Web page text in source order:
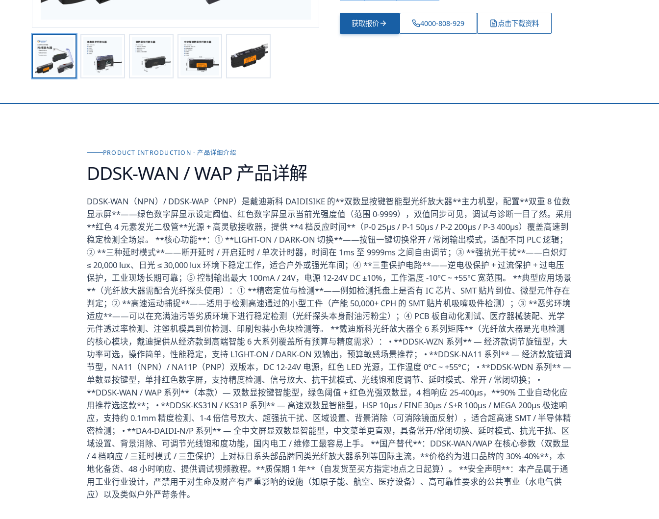
获取报价 4000-808-929 点击下载资料
PRODUCT INTRODUCTION · 产品详细介绍
DDSK-WAN / WAP 产品详解
DDSK-WAN（NPN）/ DDSK-WAP（PNP）是戴迪斯科 DAIDISIKE 的**双数显按键智能型光纤放大器**主力机型，配置**双重 8 位数
显示屏**——绿色数字屏显示设定阈值、红色数字屏显示当前光强度值（范围 0-9999），双值同步可见，调试与诊断一目了然。采用
**红色 4 元素发光二极管**光源 + 高灵敏接收器，提供 **4 档反应时间**（P-0 25μs / P-1 50μs / P-2 200μs / P-3 400μs）覆盖高速到
稳定检测全场景。 **核心功能**：① **LIGHT-ON / DARK-ON 切换**——按钮一键切换常开 / 常闭输出模式，适配不同 PLC 逻辑；
② **三种延时模式**——断开延时 / 开启延时 / 单次计时器，时间在 1ms 至 9999ms 之间自由调节；③ **强抗光干扰**——白炽灯
≤ 20,000 lux、日光 ≤ 30,000 lux 环境下稳定工作，适合户外或强光车间；④ **三重保护电路**——逆电极保护 + 过流保护 + 过电压
保护，工业现场长期可靠；⑤ 控制输出最大 100mA / 24V，电源 12-24V DC ±10%，工作温度 -10°C ~ +55°C 宽范围。 **典型应用场景
**（光纤放大器需配合光纤探头使用）：① **精密定位与检测**——例如检测托盘上是否有 IC 芯片、SMT 贴片到位、微型元件存在
判定；② **高速运动捕捉**——适用于检测高速通过的小型工件（产能 50,000+ CPH 的 SMT 贴片机吸嘴吸件检测）；③ **恶劣环境
适应**——可以在充满油污等劣质环境下进行稳定检测（光纤探头本身耐油污粉尘）；④ PCB 板自动化测试、医疗器械装配、光学
元件透过率检测、注塑机模具到位检测、印刷包装小色块检测等。 **戴迪斯科光纤放大器全 6 系列矩阵**（光纤放大器是光电检测
的核心模块，戴迪提供从经济款到高端智能 6 大系列覆盖所有预算与精度需求）： • **DDSK-WZN 系列** — 经济款调节旋钮型，大
功率可选，操作简单，性能稳定，支持 LIGHT-ON / DARK-ON 双输出，预算敏感场景推荐； • **DDSK-NA11 系列** — 经济款旋钮调
节型，NA11（NPN）/ NA11P（PNP）双版本，DC 12-24V 电源，红色 LED 光源，工作温度 0°C ~ +55°C； • **DDSK-WDN 系列** —
单数显按键型，单排红色数字屏，支持精度检测、信号放大、抗干扰模式、光线饱和度调节、延时模式、常开 / 常闭切换； •
**DDSK-WAN / WAP 系列**（本款）— 双数显按键智能型，绿色阈值 + 红色光强双数显，4 档响应 25-400μs，**90% 工业自动化应
用推荐选这款**； • **DDSK-KS31N / KS31P 系列** — 高速双数显智能型，HSP 10μs / FINE 30μs / S+R 100μs / MEGA 200μs 极速响
应，支持约 0.1mm 精度检测、1-4 倍信号放大、超强抗干扰、区域设置、背景消除（可消除镜面反射），适合超高速 SMT / 半导体精
密检测； • **DA4-DAIDI-N/P 系列** — 全中文屏显双数显智能型，中文菜单更直观，具备常开/常闭切换、延时模式、抗光干扰、区
域设置、背景消除、可调节光线饱和度功能，国内电工 / 维修工最容易上手。 **国产替代**：DDSK-WAN/WAP 在核心参数（双数显
/ 4 档响应 / 三延时模式 / 三重保护）上对标日系头部品牌同类光纤放大器系列等国际主流，**价格约为进口品牌的 30%-40%**，本
地化备货、48 小时响应、提供调试视频教程。**质保期 1 年**（自发货至买方指定地点之日起算）。 **安全声明**：本产品属于通
用工业行业设计，严禁用于对生命及财产有严重影响的设施（如原子能、航空、医疗设备）、高可靠性要求的公共事业（水电气供
应）以及类似户外严苛条件。